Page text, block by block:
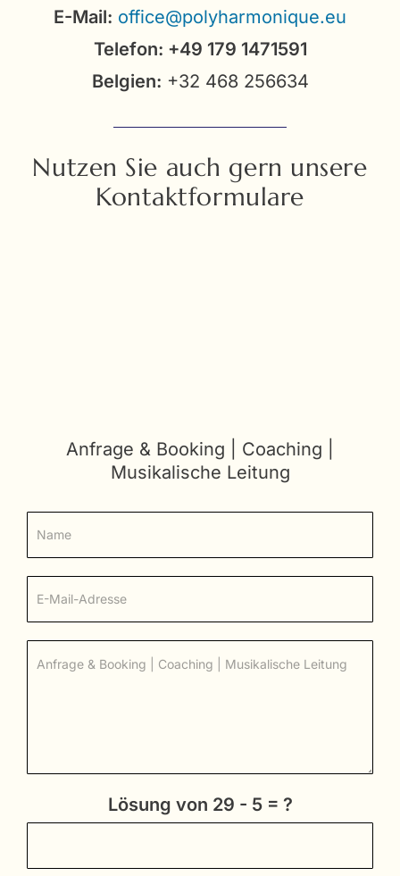
E-Mail: office@polyharmonique.eu
Telefon: +49 179 1471591
Belgien: +32 468 256634
Nutzen Sie auch gern unsere
Kontaktformulare
Anfrage & Booking | Coaching |
Musikalische Leitung
Lösung von 29 - 5 = ?